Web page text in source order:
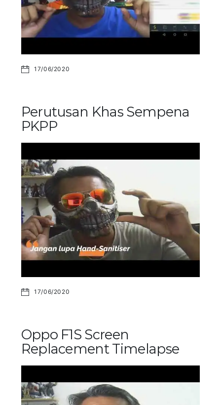
17/06/2020
Perutusan Khas Sempena
PKPP
17/06/2020
Oppo F1S Screen
Replacement Timelapse